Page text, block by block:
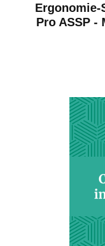
Ergonomie-
Pro ASSP -